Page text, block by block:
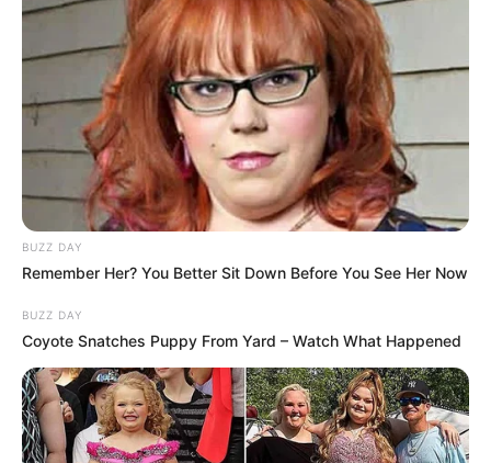
Fail! 10 Potret Makanan Gagal
Dimasak yang Bikin Kamu
Nggak Selera
10 Pose Manekin Anti
Banget
BUZZ DAY
Remember Her? You Better Sit Down Before You See Her Now
BUZZ DAY
Coyote Snatches Puppy From Yard – Watch What Happened